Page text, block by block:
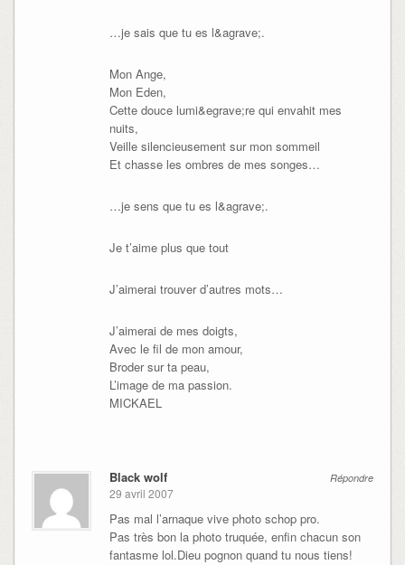
…je sais que tu es l&agrave;.
Mon Ange,
Mon Eden,
Cette douce lumi&egrave;re qui envahit mes
nuits,
Veille silencieusement sur mon sommeil
Et chasse les ombres de mes songes…
…je sens que tu es l&agrave;.
Je t’aime plus que tout
J’aimerai trouver d’autres mots…
J’aimerai de mes doigts,
Avec le fil de mon amour,
Broder sur ta peau,
L’image de ma passion.
MICKAEL
Répondre
Black wolf
29 avril 2007
Pas mal l’arnaque vive photo schop pro.
Pas très bon la photo truquée, enfin chacun son
fantasme lol.Dieu pognon quand tu nous tiens!